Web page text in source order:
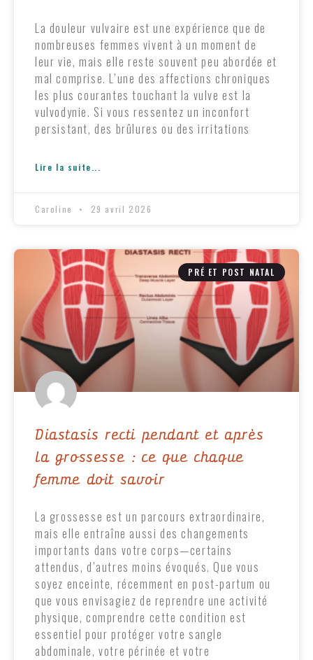
La douleur vulvaire est une expérience que de
nombreuses femmes vivent à un moment de
leur vie, mais elle reste souvent peu abordée et
mal comprise. L’une des affections chroniques
les plus courantes touchant la vulve est la
vulvodynie. Si vous ressentez un inconfort
persistant, des brûlures ou des irritations
Lire la suite...
Caroline 29 avril 2026
PRÉ ET POST NATAL
Diastasis recti pendant et après
la grossesse : ce que chaque
femme doit savoir
La grossesse est un parcours extraordinaire,
mais elle entraîne aussi des changements
importants dans votre corps—certains
attendus, d’autres moins évoqués. Que vous
soyez enceinte, récemment en post-partum ou
que vous envisagiez de reprendre une activité
physique, comprendre cette condition est
essentiel pour protéger votre sangle
abdominale, votre périnée et votre